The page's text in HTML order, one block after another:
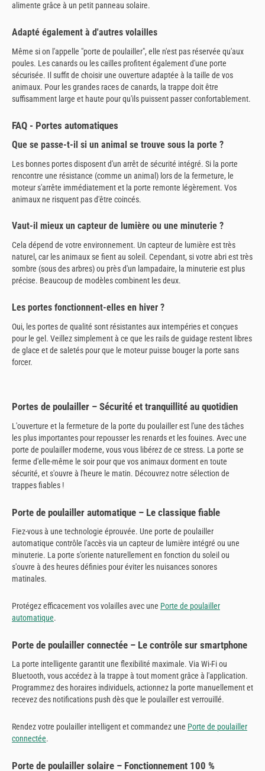
alimente grâce à un petit panneau solaire.
Adapté également à d'autres volailles
Même si on l'appelle "porte de poulailler", elle n'est pas réservée qu'aux
poules. Les canards ou les cailles profitent également d'une porte
sécurisée. Il suffit de choisir une ouverture adaptée à la taille de vos
animaux. Pour les grandes races de canards, la trappe doit être
suffisamment large et haute pour qu'ils puissent passer confortablement.
FAQ - Portes automatiques
Que se passe-t-il si un animal se trouve sous la porte ?
Les bonnes portes disposent d'un arrêt de sécurité intégré. Si la porte
rencontre une résistance (comme un animal) lors de la fermeture, le
moteur s'arrête immédiatement et la porte remonte légèrement. Vos
animaux ne risquent pas d'être coincés.
Vaut-il mieux un capteur de lumière ou une minuterie ?
Cela dépend de votre environnement. Un capteur de lumière est très
naturel, car les animaux se fient au soleil. Cependant, si votre abri est très
sombre (sous des arbres) ou près d'un lampadaire, la minuterie est plus
précise. Beaucoup de modèles combinent les deux.
Les portes fonctionnent-elles en hiver ?
Oui, les portes de qualité sont résistantes aux intempéries et conçues
pour le gel. Veillez simplement à ce que les rails de guidage restent libres
de glace et de saletés pour que le moteur puisse bouger la porte sans
forcer.
Portes de poulailler – Sécurité et tranquillité au quotidien
L'ouverture et la fermeture de la porte du poulailler est l'une des tâches
les plus importantes pour repousser les renards et les fouines. Avec une
porte de poulailler moderne, vous vous libérez de ce stress. La porte se
ferme d'elle-même le soir pour que vos animaux dorment en toute
sécurité, et s'ouvre à l'heure le matin. Découvrez notre sélection de
trappes fiables !
Porte de poulailler automatique – Le classique fiable
Fiez-vous à une technologie éprouvée. Une porte de poulailler
automatique contrôle l'accès via un capteur de lumière intégré ou une
minuterie. La porte s'oriente naturellement en fonction du soleil ou
s'ouvre à des heures définies pour éviter les nuisances sonores
matinales.
Protégez efficacement vos volailles avec une Porte de poulailler
automatique.
Porte de poulailler connectée – Le contrôle sur smartphone
La porte intelligente garantit une flexibilité maximale. Via Wi-Fi ou
Bluetooth, vous accédez à la trappe à tout moment grâce à l'application.
Programmez des horaires individuels, actionnez la porte manuellement et
recevez des notifications push dès que le poulailler est verrouillé.
Rendez votre poulailler intelligent et commandez une Porte de poulailler
connectée.
Porte de poulailler solaire – Fonctionnement 100 %